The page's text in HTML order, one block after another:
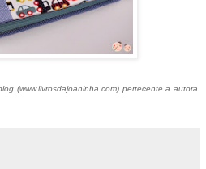
(www.livrosdajoaninha.com) pertecente a autora